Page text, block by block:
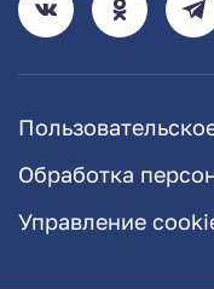
Обработка
Управление